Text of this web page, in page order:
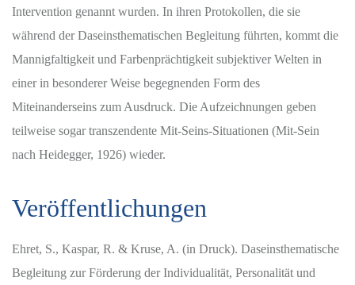
Intervention genannt wurden. In ihren Protokollen, die sie
während der Daseinsthematischen Begleitung führten, kommt die
Mannigfaltigkeit und Farbenprächtigkeit subjektiver Welten in
einer in besonderer Weise begegnenden Form des
Miteinanderseins zum Ausdruck. Die Aufzeichnungen geben
teilweise sogar transzendente Mit-Seins-Situationen (Mit-Sein
nach Heidegger, 1926) wieder.
Veröffentlichungen
Ehret, S., Kaspar, R. & Kruse, A. (in Druck). Daseinsthematische
Begleitung zur Förderung der Individualität, Personalität und